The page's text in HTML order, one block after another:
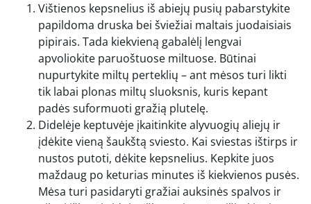
Vištienos kepsnelius iš abiejų pusių pabarstykite
papildoma druska bei šviežiai maltais juodaisiais
pipirais. Tada kiekvieną gabalėlį lengvai
apvoliokite paruoštuose miltuose. Būtinai
nupurtykite miltų perteklių – ant mėsos turi likti
tik labai plonas miltų sluoksnis, kuris kepant
padės suformuoti gražią plutelę.
Didelėje keptuvėje įkaitinkite alyvuogių aliejų ir
įdėkite vieną šaukštą sviesto. Kai sviestas ištirps ir
nustos putoti, dėkite kepsnelius. Kepkite juos
maždaug po keturias minutes iš kiekvienos pusės.
Mėsa turi pasidaryti gražiai auksinės spalvos ir